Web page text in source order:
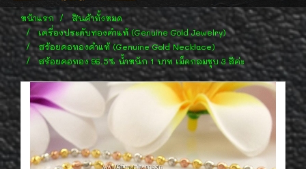
หน้าแรก
สินค้าทั้งหมด
เครื่องประดับทองคำแท้ (Genuine Gold Jewelry)
สร้อยคอทองคำแท้ (Genuine Gold Necklace)
สร้อยคอทอง 96.5% น้ำหนัก 1 บาท เม็ดกลมชุบ 3 สีค่ะ